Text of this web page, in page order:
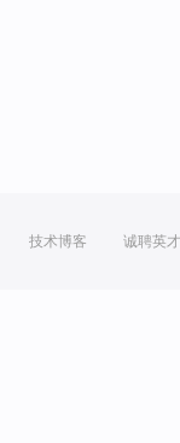
技术博客 诚聘英才